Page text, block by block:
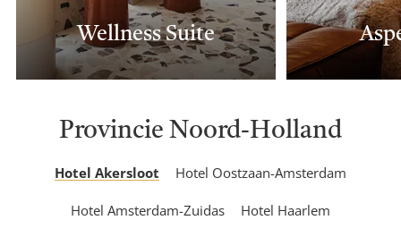
Wellness Suite
Provincie Noord-Holland
Hotel Akersloot Hotel Oostzaan-Amsterdam
Hotel Amsterdam-Zuidas Hotel Haarlem